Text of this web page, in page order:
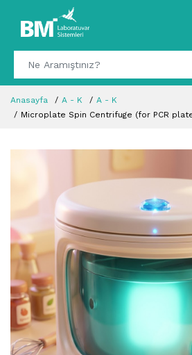
Anasayfa A - K
A - K
Microplate Spin Centrifuge (for PCR